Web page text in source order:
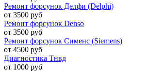
Ремонт форсунок Делфи (Delphi)
от 3500 руб
Ремонт форсунок Denso
от 3500 руб
Ремонт форсунок Сименс (Siemens)
от 4500 руб
Диагностика Тнвд
от 1000 руб